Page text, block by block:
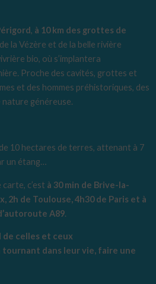
, à 10 km des grottes de
la Vézère et de la belle rivière
bio, où s’implantera
Proche des cavités, grottes et
et des hommes préhistoriques, des
nature généreuse.
10 hectares de terres, attenant à 7
un étang…
c’est à 30 min de Brive-la-
2h de Toulouse, 4h30 de Paris et à
A89.
de celles et ceux
dans leur vie, faire une